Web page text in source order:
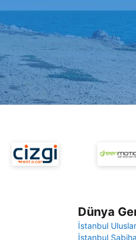
Dünya
İstanbul
İstanbul